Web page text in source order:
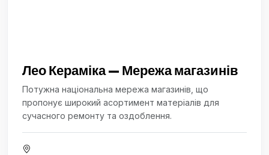
Лео Кераміка — Мережа магазинів
Потужна національна мережа магазинів, що
пропонує широкий асортимент матеріалів для
сучасного ремонту та оздоблення.